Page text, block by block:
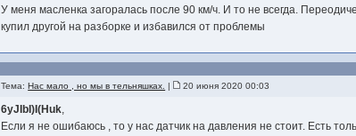
У меня масленка загоралась после 90 км/ч. И то не всегда.
купил другой на разборке и избавился от проблемы
Тема:Нас мало , но мы в тельняшках. | 20 июня 2020 00:03
6yJIbI)I(Huk,
Если я не ошибаюсь , то у нас датчик на давления не стоит. Есть